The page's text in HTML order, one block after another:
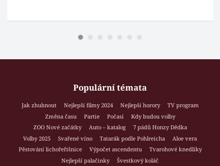
Populární témata
Jak zhubnout Nejlepší filmy 2024 Nejlepší horory
TV program
Změna času
Partie Počasí
Kdy budou volby
ZOO Nové začátky
Auto – katalog
7 pádů Honzy Dědka
Volby 2025
Svařené víno Tatarák podle Pohlreicha
Aloe vera
Pěstování lichořeřišnice
Výpočet ascendentu
Tvarohové knedlíky
Nejlepší palačinky
Švestkový koláč